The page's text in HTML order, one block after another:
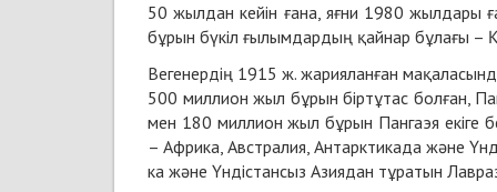
50 жыл­дан кейін ға­на, яғ­ни 1980 жыл­да­ры
бұ­рын бү­кіл ғы­лым­дар­дың қай­нар бұ­ла­ғы –
Ве­ге­нер­дің 1915 ж. жа­риялан­ған
500 мил­лион жыл бұ­рын бір­тұ­тас бол­ған,
мен 180 мил­лион жыл бұ­рын Пангаэя екі­ге
– Аф­ри­ка, Авс­тра­лия, Ан­та­рк­ти­када жә­не
ка жә­не Үн­ді­стан­сыз Азия­дан тұ­ра­тын